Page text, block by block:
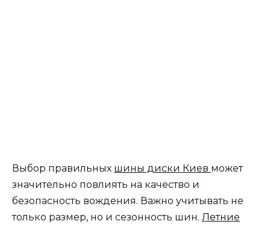
Выбор правильных шины диски Киев может
значительно повлиять на качество и
безопасность вождения. Важно учитывать не
только размер, но и сезонность шин. Летние